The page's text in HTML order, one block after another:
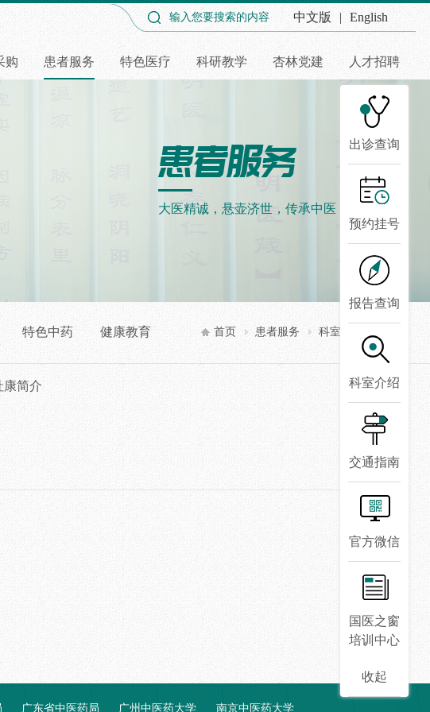
中文版 | English
购 患者服务 特色医疗 科研教学 杏林党建 人才招聘
大医精诚，悬壶济世，传承中医，弘扬国粹
首页 患者服务 科室介绍
特色中药 健康教育
康简介
出诊查询
预约挂号
报告查询
科室介绍
交通指南
官方微信
国医之窗
培训中心
收起
广东省中医药局 广州中医药大学 南京中医药大学